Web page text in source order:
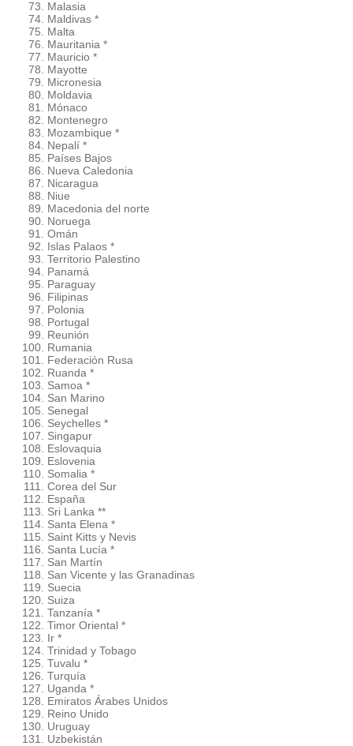
Malasia
Maldivas *
Malta
Mauritania *
Mauricio *
Mayotte
Micronesia
Moldavia
Mónaco
Montenegro
Mozambique *
Nepalí *
Países Bajos
Nueva Caledonia
Nicaragua
Niue
Macedonia del norte
Noruega
Omán
Islas Palaos *
Territorio Palestino
Panamá
Paraguay
Filipinas
Polonia
Portugal
Reunión
Rumania
Federación Rusa
Ruanda *
Samoa *
San Marino
Senegal
Seychelles *
Singapur
Eslovaquia
Eslovenia
Somalia *
Corea del Sur
España
Sri Lanka **
Santa Elena *
Saint Kitts y Nevis
Santa Lucía *
San Martín
San Vicente y las Granadinas
Suecia
Suiza
Tanzanía *
Timor Oriental *
Ir *
Trinidad y Tobago
Tuvalu *
Turquía
Uganda *
Emiratos Árabes Unidos
Reino Unido
Uruguay
Uzbekistán